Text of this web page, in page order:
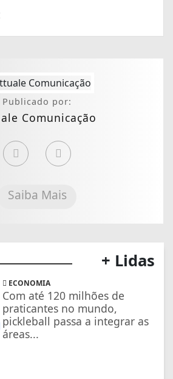
Publicado por:
Comunicação
Saiba Mais
+ Lidas
ECONOMIA
Com até 120 milhões de
praticantes no mundo,
pickleball passa a integrar as
áreas...